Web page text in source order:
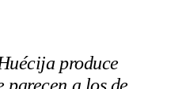
produce